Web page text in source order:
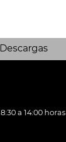
Descargas
a 14:00 horas